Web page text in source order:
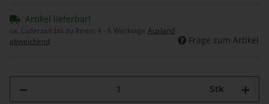
Artikel lieferbar!
ca. Lieferzeit bis zu Ihnen: 4 - 6 Werktage Ausland
abweichend
Frage zum Artikel
Stk